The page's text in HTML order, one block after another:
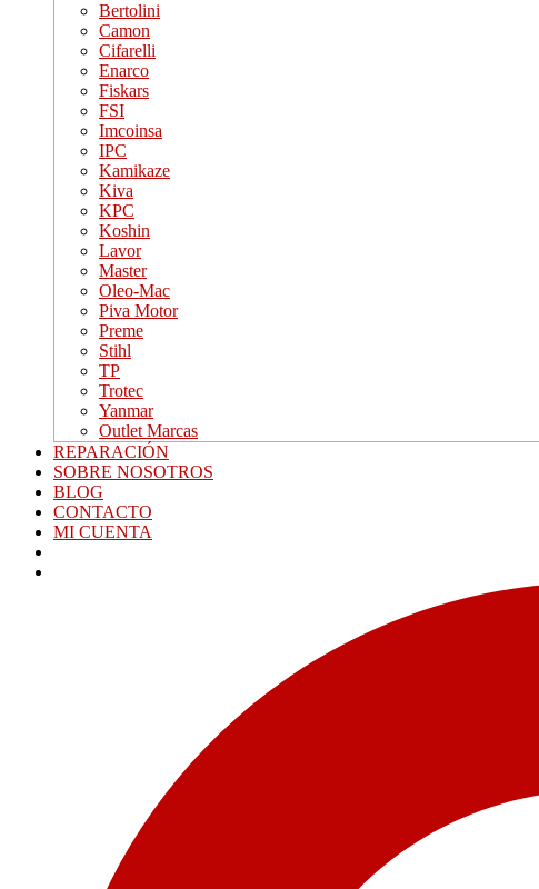
Bertolini
Camon
Cifarelli
Enarco
Fiskars
FSI
Imcoinsa
IPC
Kamikaze
Kiva
KPC
Koshin
Lavor
Master
Oleo-Mac
Piva Motor
Preme
Stihl
TP
Trotec
Yanmar
Outlet Marcas
REPARACIÓN
SOBRE NOSOTROS
BLOG
CONTACTO
MI CUENTA